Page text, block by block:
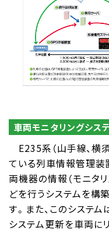
車両モニタリングシス
E235系（山手線、横
ている列車情報管理装
両機器の情報（モニタ
どを行うシステムを構
す。また、このシステ
システム更新を車両に